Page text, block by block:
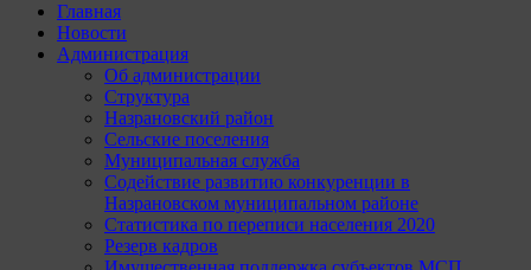
Главная
Новости
Администрация
Об администрации
Структура
Назрановский район
Сельские поселения
Муниципальная служба
Содействие развитию конкуренции в
Назрановском муниципальном районе
Статистика по переписи населения 2020
Резерв кадров